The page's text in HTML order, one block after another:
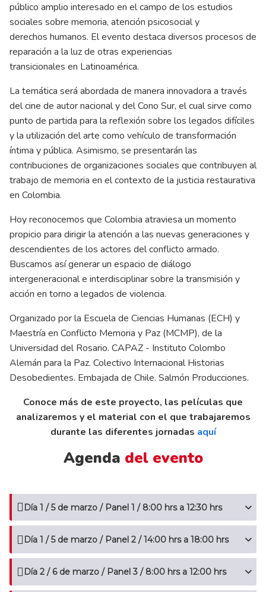
público amplio interesado en el campo de los estudios
sociales sobre memoria, atención psicosocial y
derechos humanos. El evento destaca diversos procesos de
reparación a la luz de otras experiencias
transicionales en Latinoamérica.
La temática será abordada de manera innovadora a través
del cine de autor nacional y del Cono Sur, el cual sirve como
punto de partida para la reflexión sobre los legados difíciles
y la utilización del arte como vehículo de transformación
íntima y pública. Asimismo, se presentarán las
contribuciones de organizaciones sociales que contribuyen al
trabajo de memoria en el contexto de la justicia restaurativa
en Colombia.
Hoy reconocemos que Colombia atraviesa un momento
propicio para dirigir la atención a las nuevas generaciones y
descendientes de los actores del conflicto armado.
Buscamos así generar un espacio de diálogo
intergeneracional e interdisciplinar sobre la transmisión y
acción en torno a legados de violencia.
Organizado por la Escuela de Ciencias Humanas (ECH) y
Maestría en Conflicto Memoria y Paz (MCMP), de la
Universidad del Rosario. CAPAZ - Instituto Colombo
Alemán para la Paz. Colectivo Internacional Historias
Desobedientes. Embajada de Chile. Salmón Producciones.
Conoce más de este proyecto, las películas que
analizaremos y el material con el que trabajaremos
durante las diferentes jornadas aquí
Agenda del evento
Día 1 / 5 de marzo / Panel 1 / 8:00 hrs a 12:30 hrs
Día 1 / 5 de marzo / Panel 2 / 14:00 hrs a 18:00 hrs
Día 2 / 6 de marzo / Panel 3 / 8:00 hrs a 12:00 hrs